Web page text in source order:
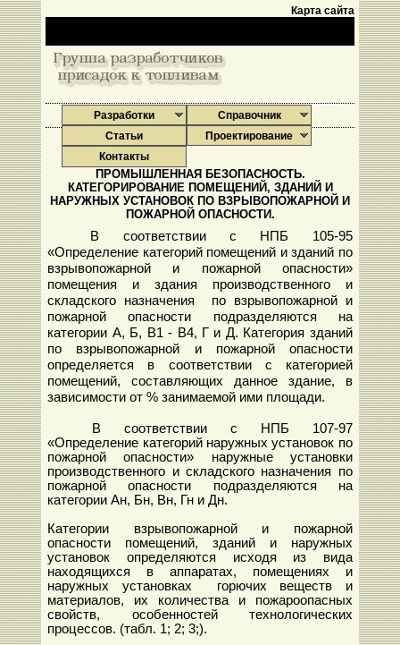
Карта сайта
Разработки
Справочник
Статьи
Проектирование
Контакты
ПРОМЫШЛЕННАЯ БЕЗОПАСНОСТЬ.
КАТЕГОРИРОВАНИЕ ПОМЕЩЕНИЙ, ЗДАНИЙ И
НАРУЖНЫХ УСТАНОВОК ПО ВЗРЫВОПОЖАРНОЙ И
ПОЖАРНОЙ ОПАСНОСТИ.
В соответствии с НПБ 105-95
«Определение категорий помещений и зданий по
взрывопожарной и пожарной опасности»
помещения и здания производственного и
складского назначения по взрывопожарной и
пожарной опасности подразделяются на
категории А, Б, В1 - В4, Г и Д. Категория зданий
по взрывопожарной и пожарной опасности
определяется в соответствии с категорией
помещений, составляющих данное здание, в
зависимости от % занимаемой ими площади.
В соответствии с НПБ 107-97
«Определение категорий наружных установок по
пожарной опасности» наружные установки
производственного и складского назначения по
пожарной опасности подразделяются на
категории Ан, Бн, Вн, Гн и Дн.
Категории взрывопожарной и пожарной
опасности помещений, зданий и наружных
установок определяются исходя из вида
находящихся в аппаратах, помещениях и
наружных установках горючих веществ и
материалов, их количества и пожароопасных
свойств, особенностей технологических
процессов. (табл. 1; 2; 3;).